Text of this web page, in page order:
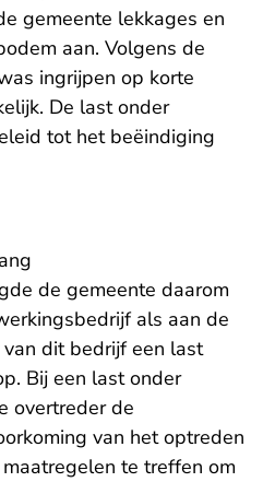
gemeente lekkages en
aan. Volgens de
ingrijpen op korte
De last onder
tot het beëindiging
de gemeente daarom
als aan de
dit bedrijf een last
Bij een last onder
overtreder de
van het optreden
te treffen om